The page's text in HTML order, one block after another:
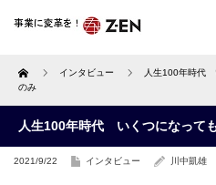
Home インタビュー
人生100年時代
のみ
人生100年時代 いくつになって
2021/9/22 インタビュー 川中凱雄